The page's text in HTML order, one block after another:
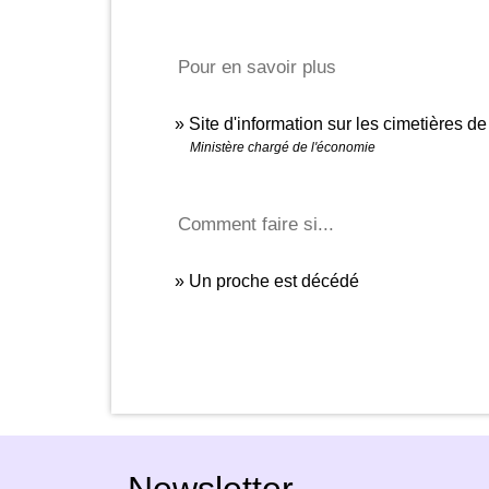
Pour en savoir plus
Site d'information sur les cimetières
Ministère chargé de l'économie
Comment faire si...
Un proche est décédé